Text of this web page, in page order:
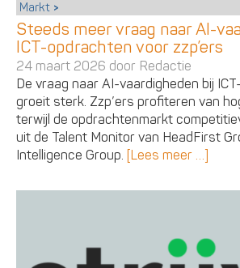
Markt
Steeds meer vraag naar AI-
ICT-opdrachten voor zzp’ers
24 maart 2026 door Redactie
De vraag naar AI-vaardigheden bij
groeit sterk. Zzp’ers profiteren van
terwijl de opdrachtenmarkt
uit de Talent Monitor van HeadFirst
Intelligence Group. [Lees meer …]